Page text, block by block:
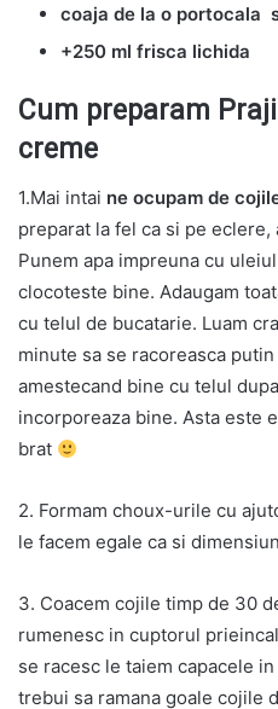
coaja de la o portocala
+250 ml frisca lichida
Cum preparam
creme
1.Mai intai ne ocupam de
preparat la fel ca si pe
Punem apa impreuna cu
clocoteste bine. Adaugam
cu telul de bucatarie. Luam
minute sa se racoreasca
amestecand bine cu telul
incorporeaza bine. Asta este
brat
2. Formam choux-urile cu
le facem egale ca si
3. Coacem cojile timp de 30
rumenesc in cuptorul
se racesc le taiem capacele
trebui sa ramana goale cojile